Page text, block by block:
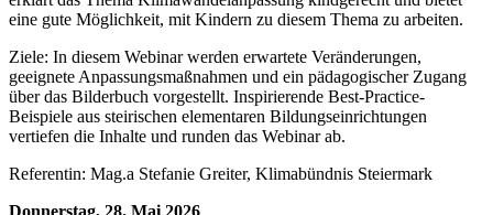
eine gute Möglichkeit, mit Kindern zu diesem Thema zu arbeiten.
Ziele: In diesem Webinar werden erwartete Veränderungen,
geeignete Anpassungsmaßnahmen und ein pädagogischer Zugang
über das Bilderbuch vorgestellt. Inspirierende Best-Practice-
Beispiele aus steirischen elementaren Bildungseinrichtungen
vertiefen die Inhalte und runden das Webinar ab.
Referentin: Mag.a Stefanie Greiter, Klimabündnis Steiermark
Donnerstag, 28. Mai 2026